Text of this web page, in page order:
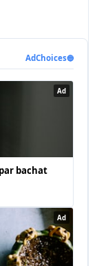
AdChoices🔵
Ad
bachat
Ad